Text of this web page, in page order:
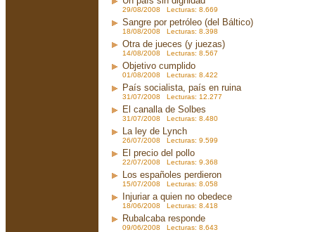
29/08/2008 Lecturas: 8.669
Sangre por petróleo (del Báltico)
18/08/2008 Lecturas: 8.398
Otra de jueces (y juezas)
14/08/2008 Lecturas: 8.567
Objetivo cumplido
01/08/2008 Lecturas: 8.422
País socialista, país en ruina
31/07/2008 Lecturas: 12.277
El canalla de Solbes
31/07/2008 Lecturas: 8.480
La ley de Lynch
26/07/2008 Lecturas: 9.599
El precio del pollo
22/07/2008 Lecturas: 9.368
Los españoles perdieron
15/07/2008 Lecturas: 8.058
Injuriar a quien no obedece
18/06/2008 Lecturas: 8.418
Rubalcaba responde
09/06/2008 Lecturas: 8.643